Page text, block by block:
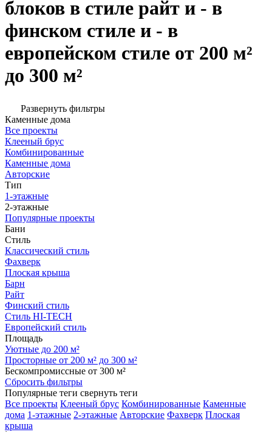
блоков в стиле райт и - в
финском стиле и - в
европейском стиле от 200 м²
до 300 м²
Развернуть фильтры
Каменные дома
Все проекты
Клееный брус
Комбинированные
Каменные дома
Авторские
Тип
1-этажные
2-этажные
Популярные проекты
Бани
Стиль
Классический стиль
Фахверк
Плоская крыша
Барн
Райт
Финский стиль
Стиль HI-TECH
Европейский стиль
Площадь
Уютные до 200 м²
Просторные от 200 м² до 300 м²
Бескомпромиссные от 300 м²
Сбросить фильтры
Популярные теги свернуть теги
Все проекты Клееный брус Комбинированные Каменные
дома 1-этажные 2-этажные Авторские Фахверк Плоская
крыша